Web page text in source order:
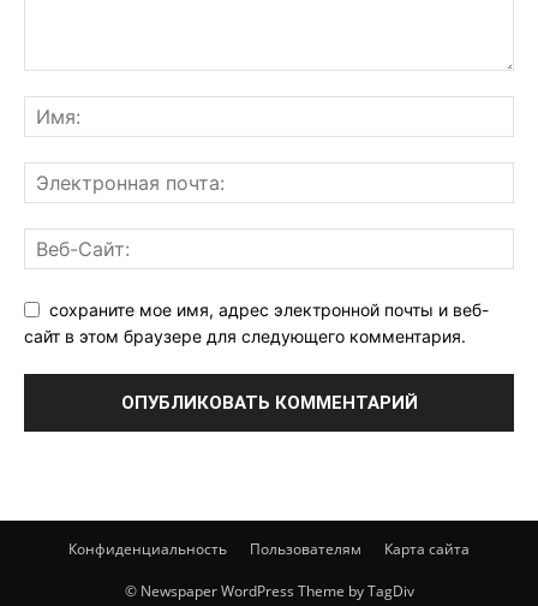
сохраните мое имя, адрес электронной почты и веб-
сайт в этом браузере для следующего комментария.
Конфиденциальность Пользователям Карта сайта
© Newspaper WordPress Theme by TagDiv